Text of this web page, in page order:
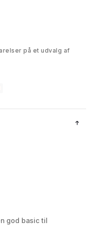
på et udvalg af
god basic til